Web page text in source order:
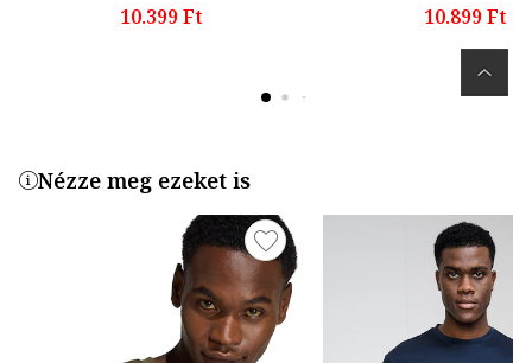
10.399 Ft
10.899 Ft
Nézze meg ezeket is